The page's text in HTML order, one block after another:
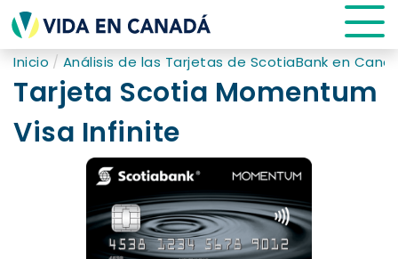
Inicio Análisis de las Tarjetas de ScotiaBank en
Tarjeta Scotia Momentum
Visa Infinite